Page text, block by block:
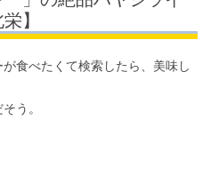
】
食べたくて検索したら、美味し
う。